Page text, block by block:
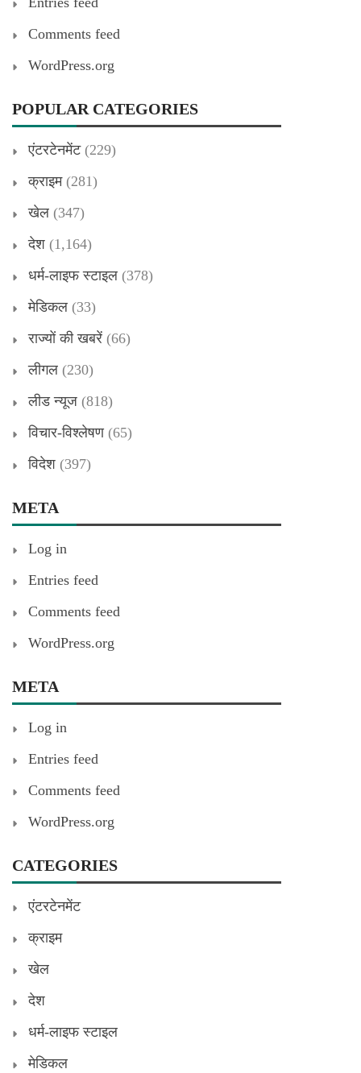
Comments feed
WordPress.org
POPULAR CATEGORIES
एंटरटेनमेंट(229)
क्राइम(281)
खेल (347)
देश (1,164)
धर्म-लाइफ स्टाइल (378)
मेडिकल (33)
राज्यों की खबरें (66)
लीगल (230)
लीड न्यूज (818)
विचार-विश्लेषण(65)
विदेश (397)
META
Log in
Entries feed
Comments feed
WordPress.org
META
Log in
Entries feed
Comments feed
WordPress.org
CATEGORIES
एंटरटेनमेंट
क्राइम
खेल
देश
धर्म-लाइफ स्टाइल
मेडिकल